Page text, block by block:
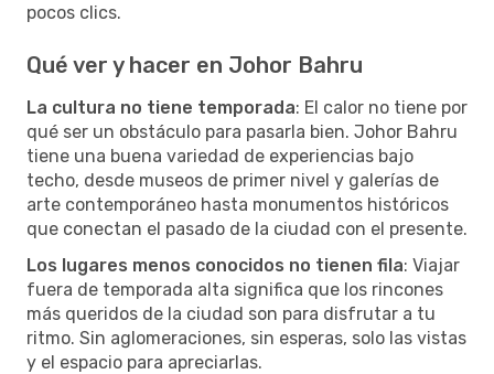
pocos clics.
Qué ver y hacer en Johor Bahru
La cultura no tiene temporada: El calor no tiene por
qué ser un obstáculo para pasarla bien. Johor Bahru
tiene una buena variedad de experiencias bajo
techo, desde museos de primer nivel y galerías de
arte contemporáneo hasta monumentos históricos
que conectan el pasado de la ciudad con el presente.
Los lugares menos conocidos no tienen fila: Viajar
fuera de temporada alta significa que los rincones
más queridos de la ciudad son para disfrutar a tu
ritmo. Sin aglomeraciones, sin esperas, solo las vistas
y el espacio para apreciarlas.